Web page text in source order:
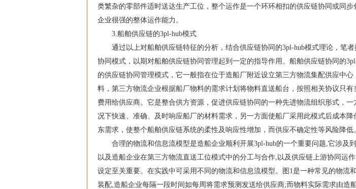
类繁杂的零部件适时送达生产工位，整个运作是一个环环相扣的供应链协同或同
企业很强的整体运作能力。
3.船舶供应链的3pl-hub模式
通过以上对船舶供应链特征的分析，结合供应链协同的3pl-hub模式理论，笔者
协同模式，以期对船舶供应链协同管理起到一定的指导作用。船舶供应链协同的
的供应链协同管理模式，它一般指在位于造船厂附近设立第三方物流集配供应中
料，第三方物流企业根据船厂物料的需求计划将物料直送船台，按照相关协议只
费用给供应商。它是整合供方资源，促进供应链协同的一种先进物流组织形式，
况下快速、准确、及时响应船厂的材料需求，另一方面使船厂采用此模式后成本
东需求，使整个船舶供应链系统的柔性及响应性增加，而供应不确定性等风险降低。
合理的物流和信息流模型是造船企业顺利开展3pl-hub的一个重要问题,它涉及
以及造船企业在第三方物流直送工位模式中的分工与合作,以及供应链上游协同运
设定至关重要。在实践中可采用不同的物流和信息流模型。图1是一种常见的物流
装配,造船企业每隔一段时间如每周将需求预测发送给供应商;而物料实际需求由造